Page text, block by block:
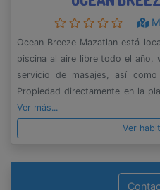
Ocean Breeze Mazatlan está
piscina al aire libre todo el año,
servicio de masajes, así como
Propiedad directamente en la
Ver más...
Ver